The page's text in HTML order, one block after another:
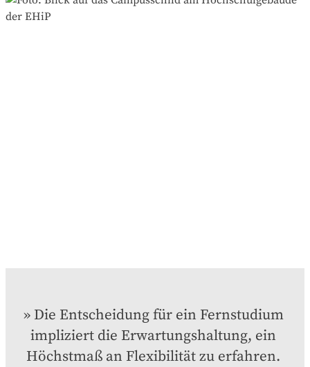
Die Entscheidung für ein Fernstudium
impliziert die Erwartungshaltung, ein
Höchstmaß an Flexibilität zu erfahren.